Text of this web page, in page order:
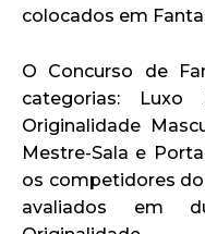
colocados em
O Concurso de
categorias: Luxo
Originalidade
Mestre-Sala e
os competidores
avaliados em